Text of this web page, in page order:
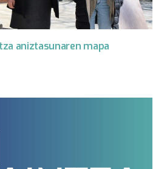
aniztasunaren mapa